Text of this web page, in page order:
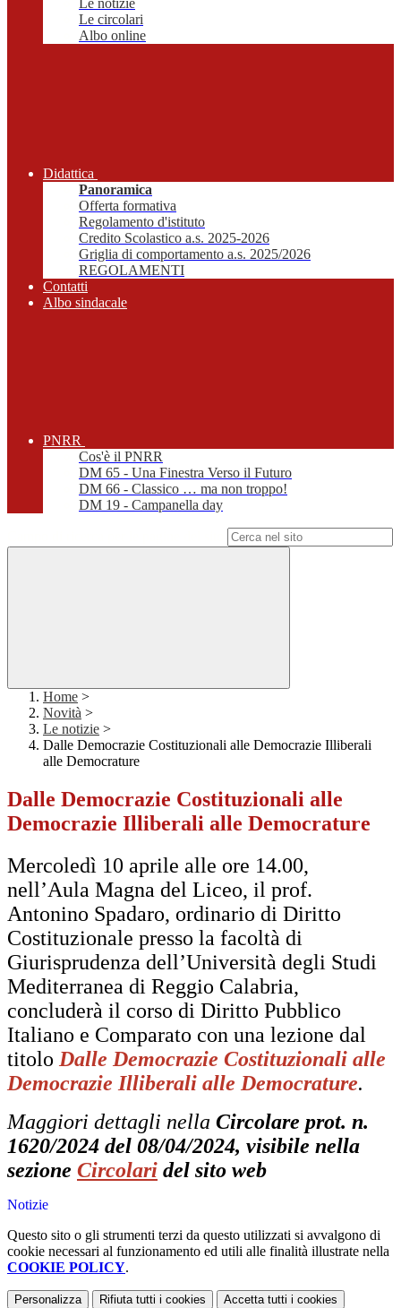
Le notizie
Le circolari
Albo online
Didattica
Panoramica
Offerta formativa
Regolamento d'istituto
Credito Scolastico a.s. 2025-2026
Griglia di comportamento a.s. 2025/2026
REGOLAMENTI
Contatti
Albo sindacale
PNRR
Cos'è il PNRR
DM 65 - Una Finestra Verso il Futuro
DM 66 - Classico … ma non troppo!
DM 19 - Campanella day
Home >
Novità >
Le notizie >
Dalle Democrazie Costituzionali alle Democrazie Illiberali
alle Democrature
Dalle Democrazie Costituzionali alle
Democrazie Illiberali alle Democrature
Mercoledì 10 aprile alle ore 14.00,
nell’Aula Magna del Liceo, il prof.
Antonino Spadaro, ordinario di Diritto
Costituzionale presso la facoltà di
Giurisprudenza dell’Università degli Studi
Mediterranea di Reggio Calabria,
concluderà il corso di Diritto Pubblico
Italiano e Comparato con una lezione dal
titolo Dalle Democrazie Costituzionali alle
Democrazie Illiberali alle Democrature.
Maggiori dettagli nella Circolare prot. n.
1620/2024 del 08/04/2024, visibile nella
sezione Circolari del sito web
Notizie
Questo sito o gli strumenti terzi da questo utilizzati si avvalgono di
cookie necessari al funzionamento ed utili alle finalità illustrate nella
COOKIE POLICY.
Personalizza Rifiuta tutti i cookies Accetta tutti i cookies